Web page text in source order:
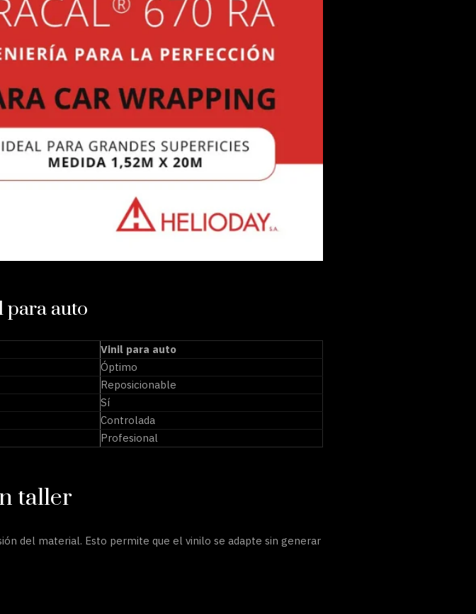
para auto
Vinil para auto
Óptimo
Reposicionable
Sí
Controlada
Profesional
taller
del material. Esto permite que el vinilo se adapte sin generar